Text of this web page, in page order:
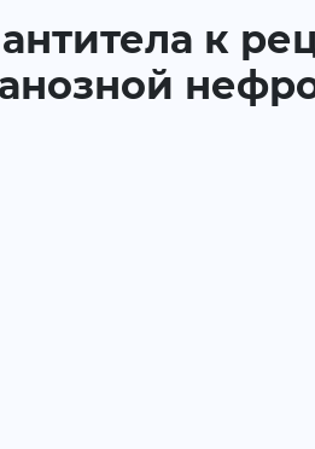
антитела к